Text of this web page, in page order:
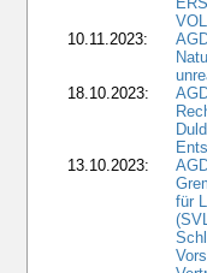
10.11.2023:
18.10.2023:
13.10.2023:
für